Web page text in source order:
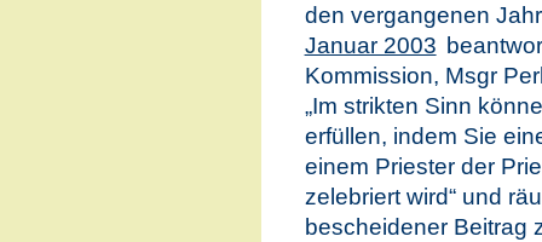
den vergangenen
Januar 2003
Kommission, Msgr
„Im strikten Sinn
erfüllen, indem Sie
einem Priester der
zelebriert wird“ und
bescheidener Beitrag